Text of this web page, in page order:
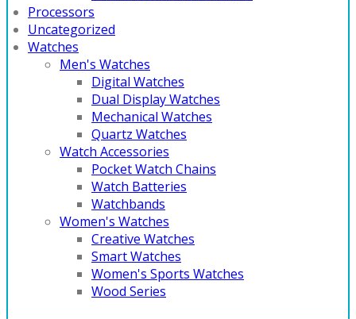
Processors
Uncategorized
Watches
Men's Watches
Digital Watches
Dual Display Watches
Mechanical Watches
Quartz Watches
Watch Accessories
Pocket Watch Chains
Watch Batteries
Watchbands
Women's Watches
Creative Watches
Smart Watches
Women's Sports Watches
Wood Series